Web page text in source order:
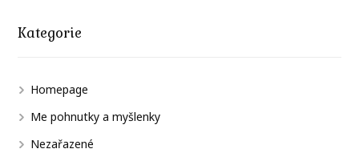
Kategorie
Homepage
Me pohnutky a myšlenky
Nezařazené